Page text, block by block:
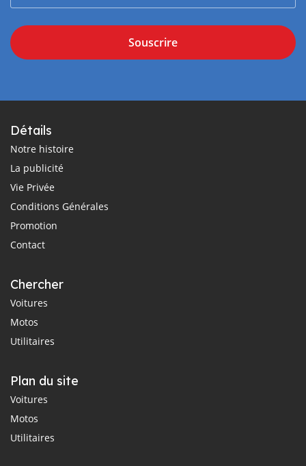
Souscrire
Détails
Notre histoire
La publicité
Vie Privée
Conditions Générales
Promotion
Contact
Chercher
Voitures
Motos
Utilitaires
Plan du site
Voitures
Motos
Utilitaires